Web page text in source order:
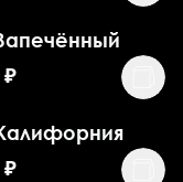
₽
₽